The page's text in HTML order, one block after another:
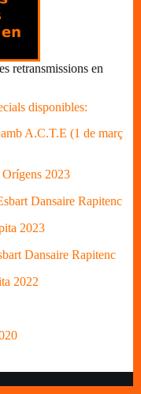
retransmissions en
disponibles:
A.C.T.E (1 de març
2023
Dansaire Rapitenc
2023
Dansaire Rapitenc
2022